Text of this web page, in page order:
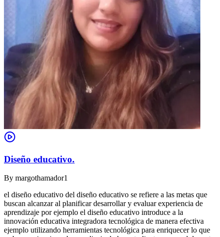
Diseño educativo.
By margothamador1
el diseño educativo del diseño educativo se refiere a las metas que
buscan alcanzar al planificar desarrollar y evaluar experiencia de
aprendizaje por ejemplo el diseño educativo introduce a la
innovación educativa integradora tecnológica de manera efectiva
ejemplo utilizando herramientas tecnológica para enriquecer lo que